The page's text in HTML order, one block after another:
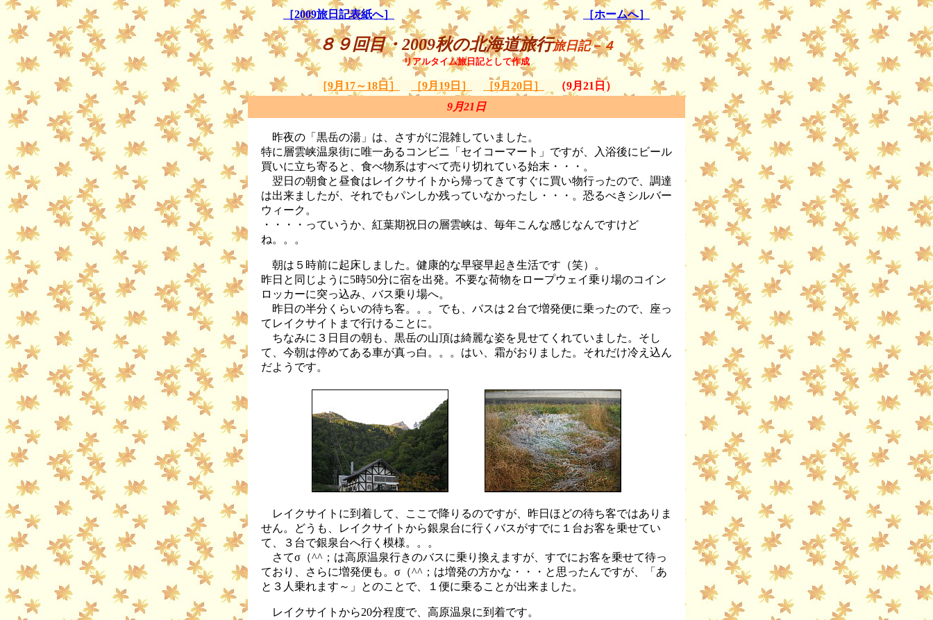
［2009旅日記表紙へ］ ［ホームへ］
８９回目・2009秋の北海道旅行旅日記－４
リアルタイム旅日記として作成
［9月17～18日］ ［9月19日］ ［9月20日］
（9月21日）
9月21日
昨夜の「黒岳の湯」は、さすがに混雑していました。
特に層雲峡温泉街に唯一あるコンビニ「セイコーマート」ですが、入浴後にビール
買いに立ち寄ると、食べ物系はすべて売り切れている始末・・・。
翌日の朝食と昼食はレイクサイトから帰ってきてすぐに買い物行ったので、調達
は出来ましたが、それでもパンしか残っていなかったし・・・。恐るべきシルバー
ウィーク。
・・・・っていうか、紅葉期祝日の層雲峡は、毎年こんな感じなんですけど
ね。。。
朝は５時前に起床しました。健康的な早寝早起き生活です（笑）。
昨日と同じように5時50分に宿を出発。不要な荷物をロープウェイ乗り場のコイン
ロッカーに突っ込み、バス乗り場へ。
昨日の半分くらいの待ち客。。。でも、バスは２台で増発便に乗ったので、座っ
てレイクサイトまで行けることに。
ちなみに３日目の朝も、黒岳の山頂は綺麗な姿を見せてくれていました。そし
て、今朝は停めてある車が真っ白。。。はい、霜がおりました。それだけ冷え込ん
だようです。
レイクサイトに到着して、ここで降りるのですが、昨日ほどの待ち客ではありま
せん。どうも、レイクサイトから銀泉台に行くバスがすでに１台お客を乗せてい
て、３台で銀泉台へ行く模様。。。
さてσ（^^；は高原温泉行きのバスに乗り換えますが、すでにお客を乗せて待っ
ており、さらに増発便も。σ（^^；は増発の方かな・・・と思ったんですが、「あ
と３人乗れます～」とのことで、１便に乗ることが出来ました。
レイクサイトから20分程度で、高原温泉に到着です。